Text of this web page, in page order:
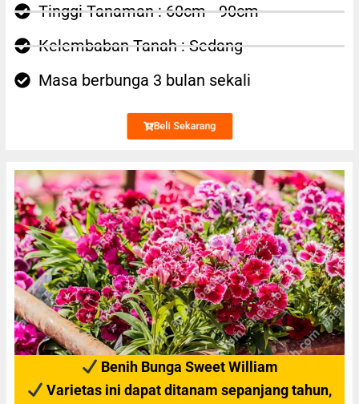
Tinggi Tanaman : 60cm - 90cm
Kelembaban Tanah : Sedang
Masa berbunga 3 bulan sekali
Beli Sekarang
Benih Bunga Sweet William
Varietas ini dapat ditanam sepanjang tahun,